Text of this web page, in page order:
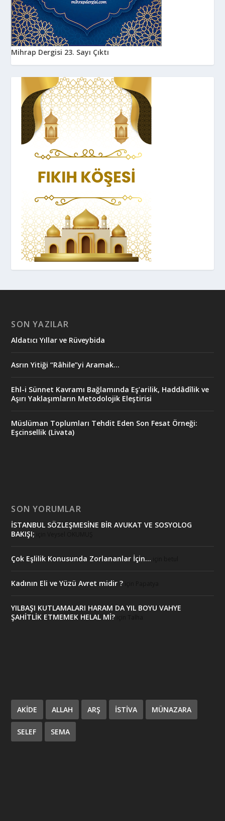
Mihrap Dergisi 23. Sayı Çıktı
SON YAZILAR
Aldatıcı Yıllar ve Rüveybida
Asrın Yitiği “Râhile”yi Aramak…
Ehl-i Sünnet Kavramı Bağlamında Eş’arilik, Haddâdîlik ve
Aşırı Yaklaşımların Metodolojik Eleştirisi
Müslüman Toplumları Tehdit Eden Son Fesat Örneği:
Eşcinsellik (Livata)
SON YORUMLAR
İSTANBUL SÖZLEŞMESİNE BİR AVUKAT VE SOSYOLOG
BAKIŞI;
Çok Eşlilik Konusunda Zorlananlar İçin…
Kadının Eli ve Yüzü Avret midir ?
YILBAŞI KUTLAMALARI HARAM DA YIL BOYU VAHYE
ŞAHİTLİK ETMEMEK HELAL Mİ?
AKIDE ALLAH ARŞ ISTIVA MÜNAZARA
SELEF SEMA